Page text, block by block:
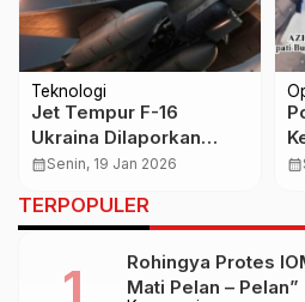
Teknologi
Jet Tempur F-16
Ukraina Dilaporkan
Jatuh, Taktik Hanud
calendar_monthSenin, 19 Jan 2026 calendar_month
TERPOPULER
Rohingya Protes
Mati Pelan – Pelan”